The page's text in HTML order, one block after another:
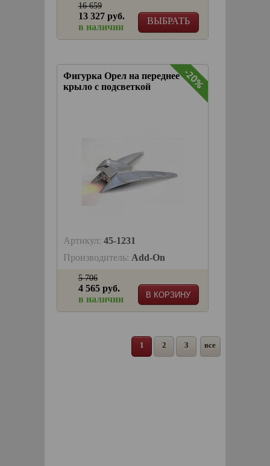
ВЫБРАТЬ
16 659
13 327 руб.
в наличии
Фигурка Орел на переднее
крыло с подсветкой
-20%
Артикул: 45-1231
Производитель: Add-On
В КОРЗИНУ
5 706
4 565 руб.
в наличии
1 2 3 все